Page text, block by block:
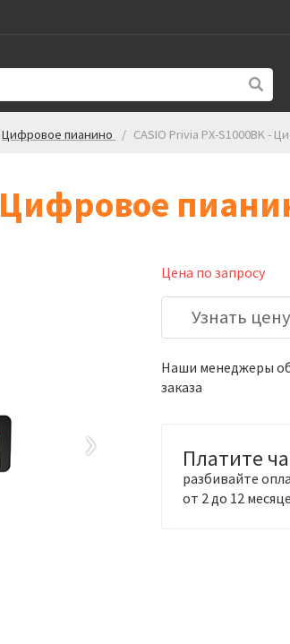
Цифровое пианино / CASIO Privia PX-S1000BK -
Цифровое
›
Цена по запросу
Узнать цену
Наши менеджеры
заказа
Платите
разбивайте
от 2 до 12